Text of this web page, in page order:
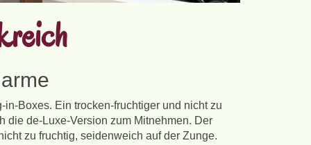
Boxes. Ein trocken-fruchtiger und nicht zu
die de-Luxe-Version zum Mitnehmen. Der
zu fruchtig, seidenweich auf der Zunge.